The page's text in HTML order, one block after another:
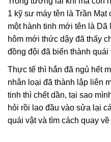
1 kỹ sư máy tên là Trần Mạt
một hành tinh mới tên là
hôm mới thức dậy đã thấy
đồng đội đã biến thành quái
Thực tế thì hắn đã ngủ hết
nhân loại đã thành lập liên
tinh thì chết dần, tại sao
hỏi rồi lao đầu vào sửa lại
quái vật và tìm cách quay về